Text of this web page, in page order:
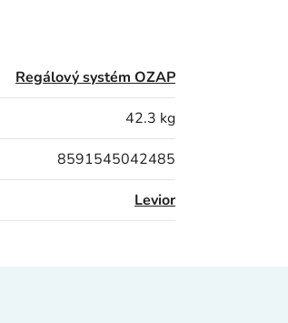
Regálový systém OZAP
42.3 kg
8591545042485
Levior